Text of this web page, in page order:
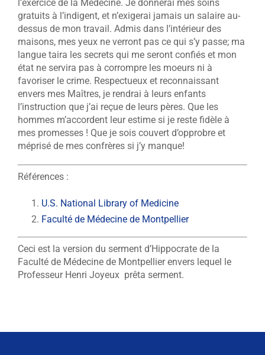
l’exercice de la Médecine. Je donnerai mes soins
gratuits à l’indigent, et n’exigerai jamais un salaire au-
dessus de mon travail. Admis dans l’intérieur des
maisons, mes yeux ne verront pas ce qui s’y passe; ma
langue taira les secrets qui me seront confiés et mon
état ne servira pas à corrompre les moeurs ni à
favoriser le crime. Respectueux et reconnaissant
envers mes Maîtres, je rendrai à leurs enfants
l’instruction que j’ai reçue de leurs pères. Que les
hommes m’accordent leur estime si je reste fidèle à
mes promesses ! Que je sois couvert d’opprobre et
méprisé de mes confrères si j’y manque!
Références :
U.S. National Library of Medicine
Faculté de Médecine de Montpellier
Ceci est la version du serment d’Hippocrate de la
Faculté de Médecine de Montpellier envers lequel le
Professeur Henri Joyeux prêta serment.